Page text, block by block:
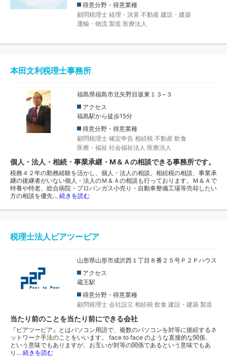
得意分野・得意業種
顧問税理士 経理・決算 不動産 建設・建築
運輸・物流 製造 医療法人
本田文利税理士事務所
福島県福島市北矢野目坂東１３−３
アクセス
福島駅から徒歩15分
得意分野・得意業種
顧問税理士 確定申告 相続税 不動産 飲食
医療・福祉 社会福祉法人 医療法人
個人・法人・相続・事業承継・M＆Ａの相談できる事務所です。
税務４２年の勤務経験を活かし、個人・法人の相談。相続税の相談、事業承
継の後継者がいない個人・法人のＭ＆Ａの相談も行っております。Ｍ＆Ａで
特養や特老、総合病院・プロパンガス小売り・自動車整備工場等売却したい
方の相談を優先… 続きを読む
税理士法人ピアツーピア
山形県山形市成沢西１丁目８番２５号Ｐ２Ｐハウス
アクセス
蔵王駅
得意分野・得意業種
顧問税理士 会社設立 相続税 飲食 建設・建築 製造
当たり前のことを当たり前にできる会社
『ピアツーピア』とはパソコン用語で、複数のパソコンを対等に接続するネ
ットワーク手法のことをいいます。 face to face のような直接的な関係、
という意味でもありますが、お互いが対等の関係であるという意味でもあ
り… 続きを読む